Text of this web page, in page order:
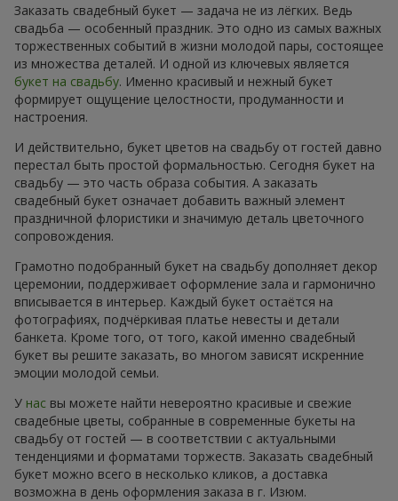
Заказать свадебный букет — задача не из лёгких. Ведь
свадьба — особенный праздник. Это одно из самых важных
торжественных событий в жизни молодой пары, состоящее
из множества деталей. И одной из ключевых является
букет на свадьбу. Именно красивый и нежный букет
формирует ощущение целостности, продуманности и
настроения.
И действительно, букет цветов на свадьбу от гостей давно
перестал быть простой формальностью. Сегодня букет на
свадьбу — это часть образа события. А заказать
свадебный букет означает добавить важный элемент
праздничной флористики и значимую деталь цветочного
сопровождения.
Грамотно подобранный букет на свадьбу дополняет декор
церемонии, поддерживает оформление зала и гармонично
вписывается в интерьер. Каждый букет остаётся на
фотографиях, подчёркивая платье невесты и детали
банкета. Кроме того, от того, какой именно свадебный
букет вы решите заказать, во многом зависят искренние
эмоции молодой семьи.
У нас вы можете найти невероятно красивые и свежие
свадебные цветы, собранные в современные букеты на
свадьбу от гостей — в соответствии с актуальными
тенденциями и форматами торжеств. Заказать свадебный
букет можно всего в несколько кликов, а доставка
возможна в день оформления заказа в г. Изюм.